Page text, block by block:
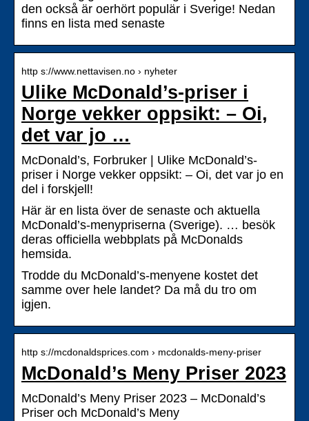
den också är oerhört populär i Sverige! Nedan
finns en lista med senaste
http s://www.nettavisen.no › nyheter
Ulike McDonald’s-priser i
Norge vekker oppsikt: – Oi,
det var jo …
McDonald’s, Forbruker | Ulike McDonald’s-
priser i Norge vekker oppsikt: – Oi, det var jo en
del i forskjell!
Här är en lista över de senaste och aktuella
McDonald’s-menypriserna (Sverige). … besök
deras officiella webbplats på McDonalds
hemsida.
Trodde du McDonald’s-menyene kostet det
samme over hele landet? Da må du tro om
igjen.
http s://mcdonaldsprices.com › mcdonalds-meny-priser
McDonald’s Meny Priser 2023
McDonald’s Meny Priser 2023 – McDonald’s
Priser och McDonald’s Meny